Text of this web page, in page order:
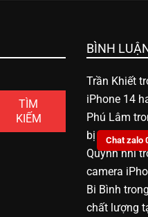
TÌM
KIẾM
BÌNH
Trần Khiết
iPhone 14
Phú Lâm
bị vô nước
Quỳnh nhi
camera
Bi Bình trong
chất lượng
Chat zalo